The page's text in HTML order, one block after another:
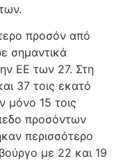
προσόν από
σημαντικά
ΕΕ των 27. Στη
37 τοις εκατό
μόνο 15 τοις
προσόντων
περισσότερο
με 22 και 19